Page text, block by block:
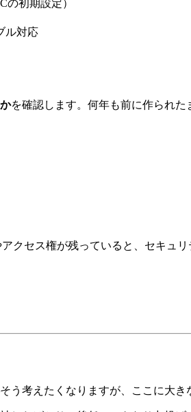
初期設定）
ル対応
を確認します。何年も前に作られた
クセス権が残っていると、セキュ
考えたくなりますが、ここに大き